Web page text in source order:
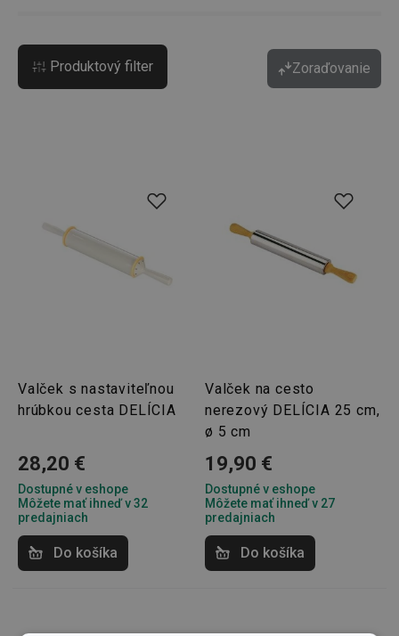
Produktový filter Zoraďovanie
Valček s nastaviteľnou
hrúbkou cesta DELÍCIA
28,20 €
Dostupné v eshope
Môžete mať ihneď v 32
predajniach
Do košíka
Valček na cesto
nerezový DELÍCIA 25 cm,
ø 5 cm
19,90 €
Dostupné v eshope
Môžete mať ihneď v 27
predajniach
Do košíka